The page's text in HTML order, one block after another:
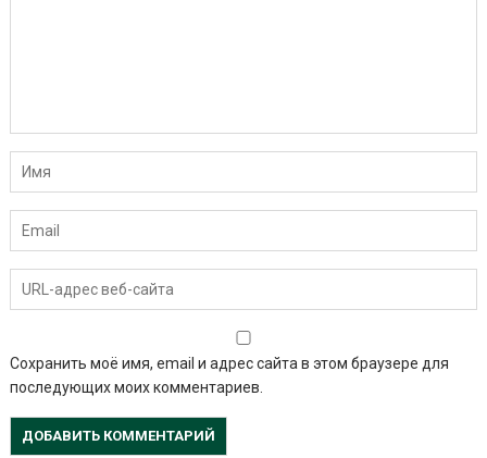
Сохранить моё имя, email и адрес сайта в этом браузере для
последующих моих комментариев.